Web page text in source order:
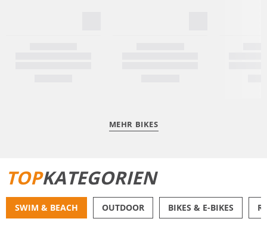
MEHR BIKES
TOPKATEGORIEN
SWIM & BEACH OUTDOOR BIKES & E-BIKES